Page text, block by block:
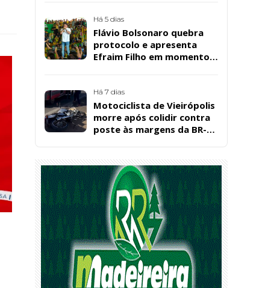
Santos, em Patos
Há 5 dias
Flávio Bolsonaro quebra
protocolo e apresenta
Efraim Filho em momento
Há 7 dias
Motociclista de Vieirópolis
morre após colidir contra
poste às margens da BR-